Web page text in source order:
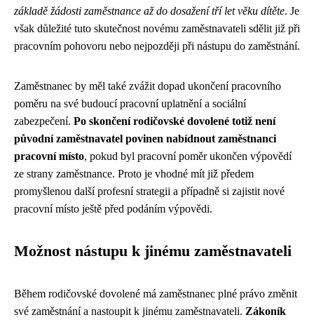
základě žádosti zaměstnance až do dosažení tří let věku dítěte. Je
však důležité tuto skutečnost novému zaměstnavateli sdělit již při
pracovním pohovoru nebo nejpozději při nástupu do zaměstnání.
Zaměstnanec by měl také zvážit dopad ukončení pracovního
poměru na své budoucí pracovní uplatnění a sociální
zabezpečení. Po skončení rodičovské dovolené totiž není
původní zaměstnavatel povinen nabídnout zaměstnanci
pracovní místo, pokud byl pracovní poměr ukončen výpovědí
ze strany zaměstnance. Proto je vhodné mít již předem
promyšlenou další profesní strategii a případně si zajistit nové
pracovní místo ještě před podáním výpovědi.
Možnost nástupu k jinému zaměstnavateli
Během rodičovské dovolené má zaměstnanec plné právo změnit
své zaměstnání a nastoupit k jinému zaměstnavateli. Zákoník